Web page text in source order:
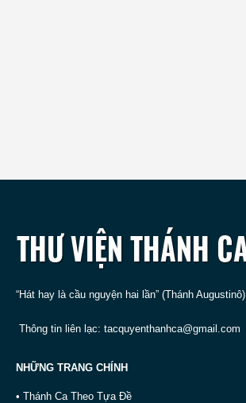
“Hát hay là cầu nguyện hai lần” (Thánh Augustinô)
Thông tin liên lạc: tacquyenthanhca@gmail.com
NHỮNG TRANG CHÍNH
• Thánh Ca Theo Tựa Đề